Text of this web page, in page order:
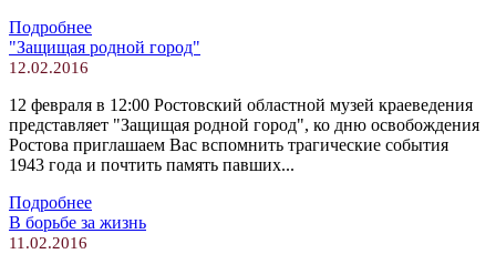
Подробнее
"Защищая родной город"
12.02.2016
12 февраля в 12:00 Ростовский областной музей краеведения
представляет "Защищая родной город", ко дню освобождения
Ростова приглашаем Вас вспомнить трагические события
1943 года и почтить память павших...
Подробнее
В борьбе за жизнь
11.02.2016